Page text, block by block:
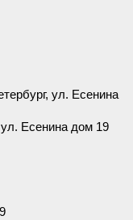
ул. Есенина
Есенина дом 19